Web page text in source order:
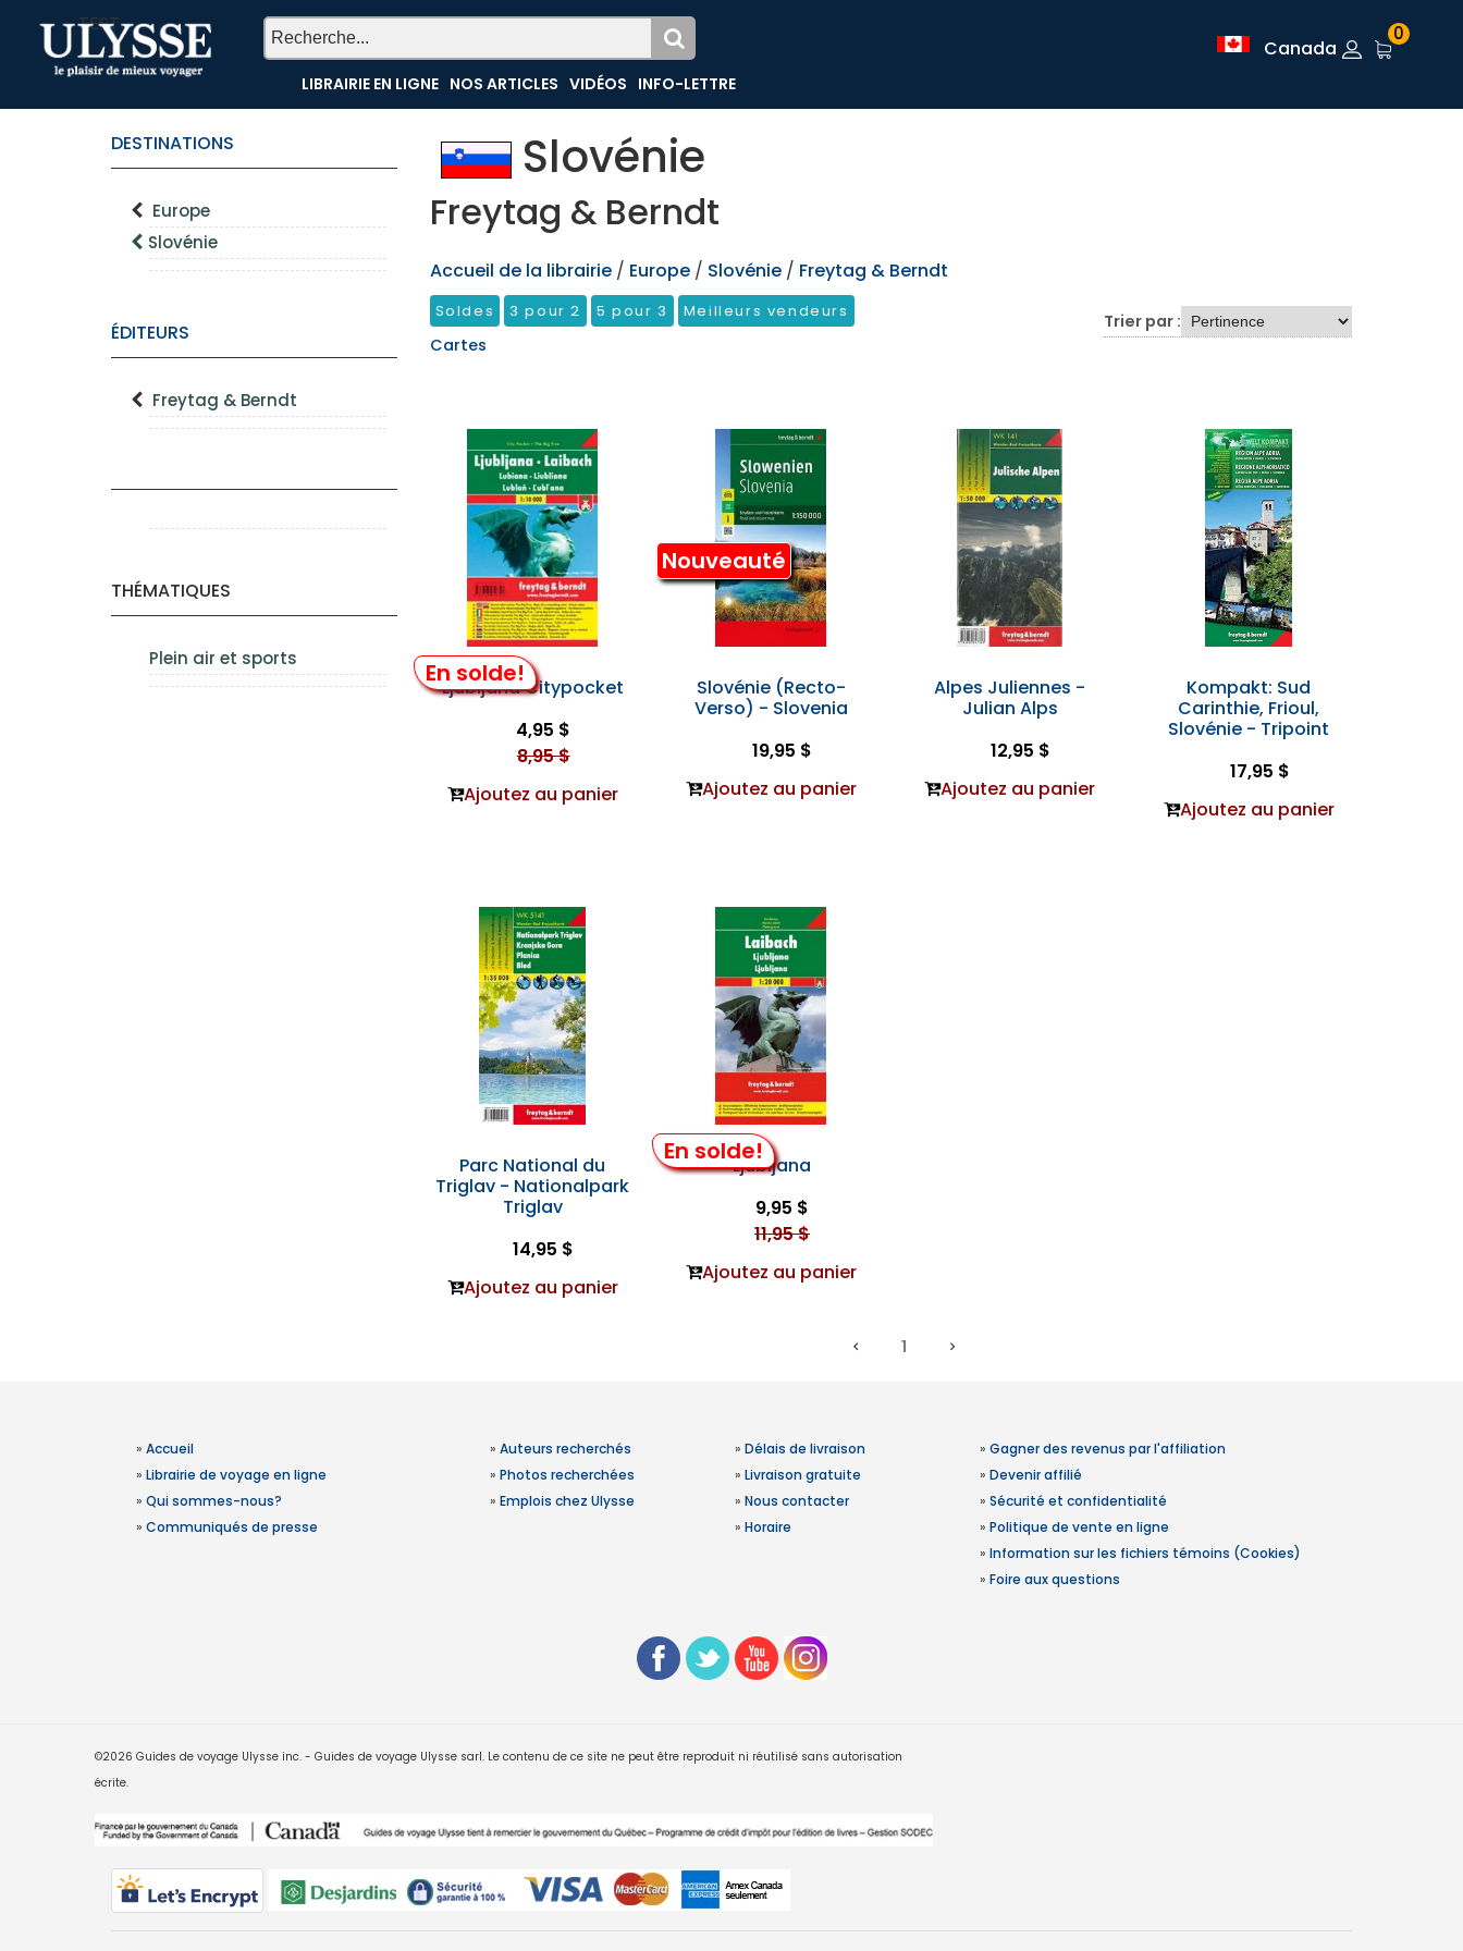
TEST
LIBRAIRIE EN LIGNE NOS ARTICLES VIDÉOS INFO-LETTRE
Canada
0
DESTINATIONS
Europe
Slovénie
ÉDITEURS
Freytag & Berndt
THÉMATIQUES
Plein air et sports
Slovénie
Freytag & Berndt
Accueil de la librairie / Europe / Slovénie / Freytag & Berndt
Soldes 3 pour 2 5 pour 3 Meilleurs vendeurs
Cartes
Trier par :
En solde!
Ljubljana Citypocket
4,95 $
8,95 $
Ajoutez au panier
Nouveauté
Slovénie (Recto-
Verso) - Slovenia
19,95 $
Ajoutez au panier
Alpes Juliennes -
Julian Alps
12,95 $
Ajoutez au panier
Kompakt: Sud
Carinthie, Frioul,
Slovénie - Tripoint
17,95 $
Ajoutez au panier
Parc National du
Triglav - Nationalpark
Triglav
14,95 $
Ajoutez au panier
En solde!Ljubljana
9,95 $
11,95 $
Ajoutez au panier
1
» Accueil
» Librairie de voyage en ligne
» Qui sommes-nous?
» Communiqués de presse
» Auteurs recherchés
» Photos recherchées
» Emplois chez Ulysse
» Délais de livraison
» Livraison gratuite
» Nous contacter
» Horaire
» Gagner des revenus par l'affiliation
» Devenir affilié
» Sécurité et confidentialité
» Politique de vente en ligne
» Information sur les fichiers témoins (Cookies)
» Foire aux questions
©2026 Guides de voyage Ulysse inc. - Guides de voyage Ulysse sarl. Le contenu de ce site ne peut être reproduit ni réutilisé sans autorisation
écrite.